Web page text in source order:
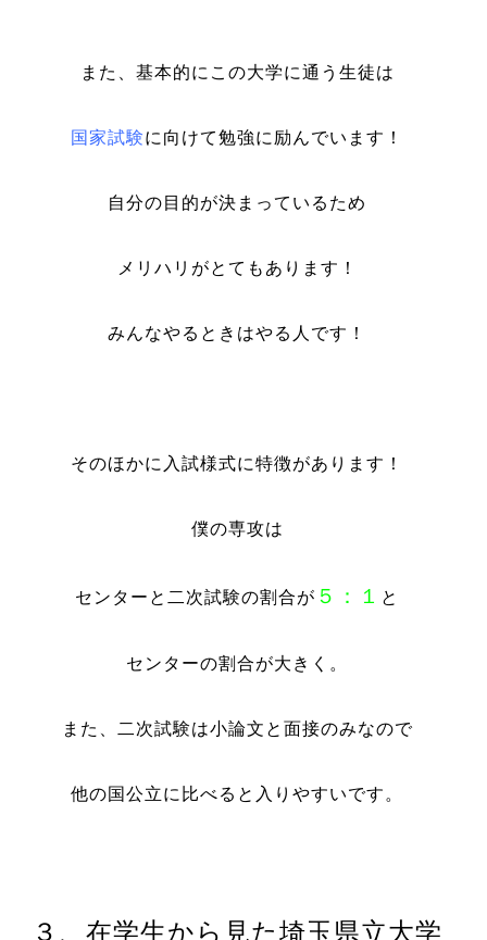
また、基本的にこの大学に通う生徒は
国家試験に向けて勉強に励んでいます！
自分の目的が決まっているため
メリハリがとてもあります！
みんなやるときはやる人です！
そのほかに入試様式に特徴があります！
僕の専攻は
センターと二次試験の割合が ５：１ と
センターの割合が大きく。
また、二次試験は小論文と面接のみなので
他の国公立に比べると入りやすいです。
３、在学生から見た埼玉県立大学